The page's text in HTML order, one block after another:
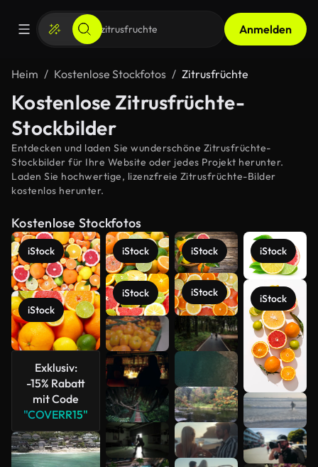
Anmelden
Heim Kostenlose Stockfotos Zitrusfrüchte
Kostenlose Zitrusfrüchte-
Stockbilder
Entdecken und laden Sie wunderschöne Zitrusfrüchte-
Stockbilder für Ihre Website oder jedes Projekt herunter.
Laden Sie hochwertige, lizenzfreie Zitrusfrüchte-Bilder
kostenlos herunter.
Kostenlose Stockfotos
iStock
iStock
Exklusiv:
-15% Rabatt
mit Code
"COVERR15"
iStock
iStock
iStock
iStock
iStock
iStock
Mehr
anzeigen